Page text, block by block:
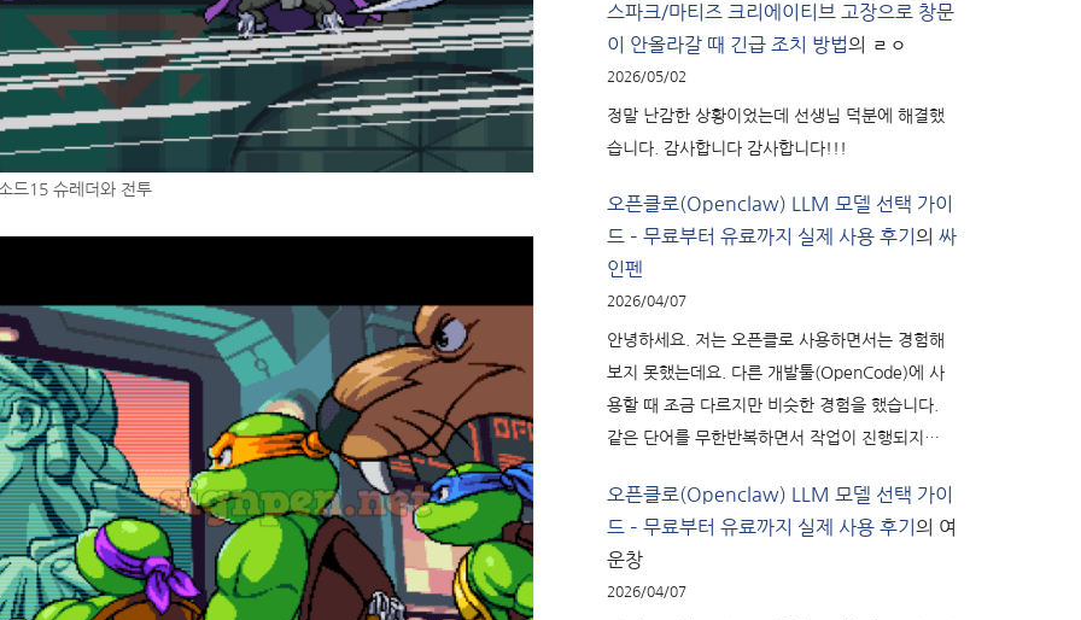
드15 슈레더와 전투
스파크/마티즈 크리에이티브 고장으로 창문
이 안올라갈 때 긴급 조치 방법의 ㄹㅇ
2026/05/02
정말 난감한 상황이었는데 선생님 덕분에 해결했
습니다. 감사합니다 감사합니다!!!
오픈클로(Openclaw) LLM 모델 선택 가이
드 – 무료부터 유료까지 실제 사용 후기 의 싸
인펜
2026/04/07
안녕하세요. 저는 오픈클로 사용하면서는 경험해
보지 못했는데요. 다른 개발툴(OpenCode)에 사
용할 때 조금 다르지만 비슷한 경험을 했습니다.
같은 단어를 무한반복하면서 작업이 진행되지…
오픈클로(Openclaw) LLM 모델 선택 가이
드 – 무료부터 유료까지 실제 사용 후기 의 여
운창
2026/04/07